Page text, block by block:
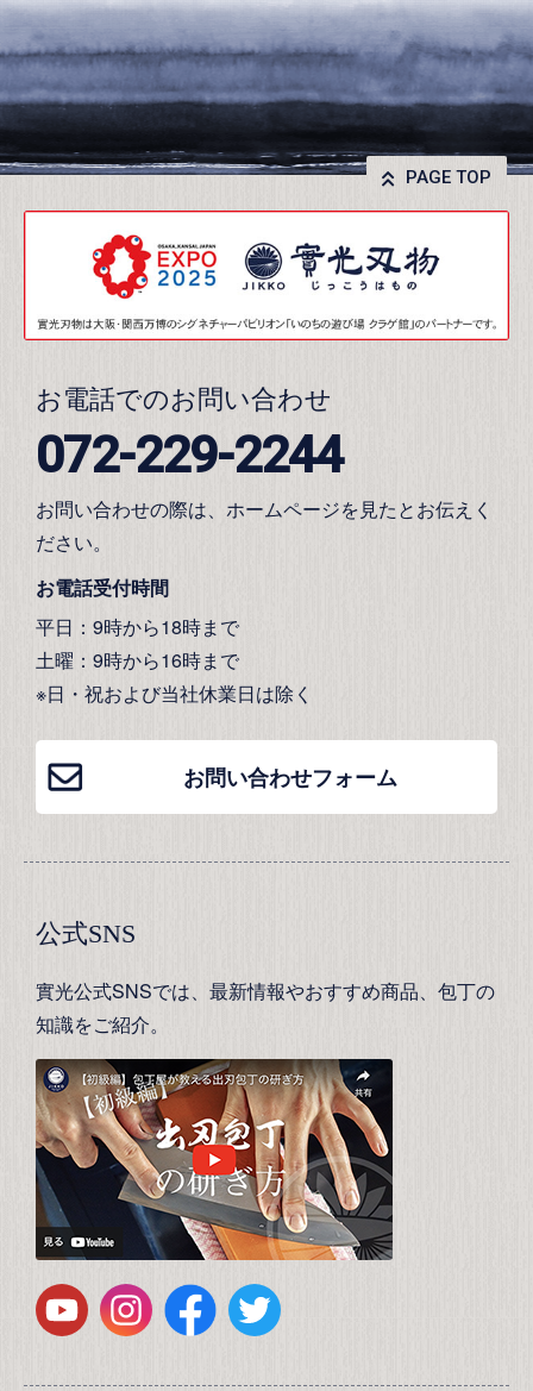
PAGE TOP
お電話でのお問い合わせ
072-229-2244
お問い合わせの際は、ホームページを見たとお伝えく
ださい。
お電話受付時間
平日：9時から18時まで
土曜：9時から16時まで
※日・祝および当社休業日は除く
お問い合わせフォーム
公式SNS
實光公式SNSでは、最新情報やおすすめ商品、包丁の
知識をご紹介。